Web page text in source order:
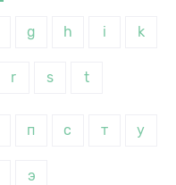
g h i k
r s t
п с т у
э